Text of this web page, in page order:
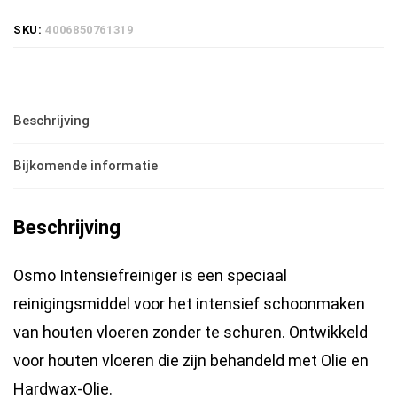
intensief
hoeveelheid
SKU:4006850761319
Beschrijving
Bijkomende informatie
Beschrijving
Osmo Intensiefreiniger is een speciaal
reinigingsmiddel voor het intensief schoonmaken
van houten vloeren zonder te schuren. Ontwikkeld
voor houten vloeren die zijn behandeld met Olie en
Hardwax-Olie.